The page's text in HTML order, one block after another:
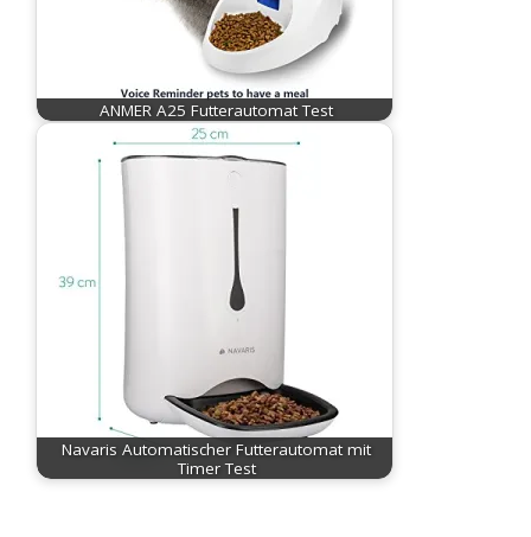
ANMER A25 Futterautomat Test
Navaris Automatischer Futterautomat mit
Timer Test